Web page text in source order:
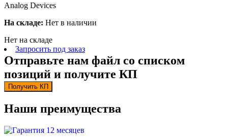
Analog Devices
На складе: Нет в наличии
Нет на складе
Запросить под заказ
Отправьте нам файл со списком
позиций и получите КП
Получить КП
Наши преимущества